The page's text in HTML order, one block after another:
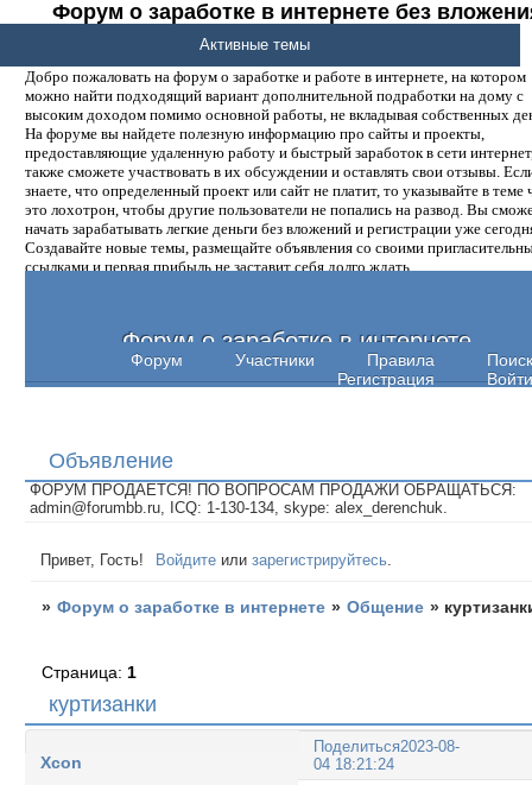
Форум о заработке в интернете без
денег.
Добро пожаловать на форум о заработке и работе в интернете, на котором
можно найти подходящий вариант дополнительной подработки на дому с
высоким доходом помимо основной работы, не вкладывая собственных
На форуме вы найдете полезную информацию про сайты и проекты,
предоставляющие удаленную работу и быстрый заработок в сети
также сможете участвовать в их обсуждении и оставлять свои отзывы.
знаете, что определенный проект или сайт не платит, то указывайте в теме
это лохотрон, чтобы другие пользователи не попались на развод. Вы
начать зарабатывать легкие деньги без вложений и регистрации уже
Создавайте новые темы, размещайте объявления со своими
ссылками и первая прибыль не заставит себя долго ждать.
Форум о заработке в интернете
Форум Участники Правила
Поиск
Регистрация
Войти
Активные темы
Объявление
ФОРУМ ПРОДАЕТСЯ! ПО ВОПРОСАМ ПРОДАЖИ ОБРАЩАТЬСЯ:
admin@forumbb.ru, ICQ: 1-130-134, skype: alex_derenchuk.
Привет, Гость! Войдите илизарегистрируйтесь
» Форум о заработке в интернете » Общение »
куртизанки
Страница: 1
Поделиться2023-08-
04 18:21:24
Xcon